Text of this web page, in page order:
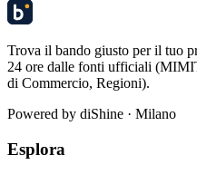
Trova il bando giusto per il tuo
24 ore dalle fonti ufficiali
di Commercio, Regioni).
Powered by diShine · Milano
Esplora